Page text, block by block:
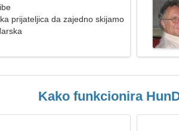
prijateljica da zajedno skijamo
Kako funkcionira